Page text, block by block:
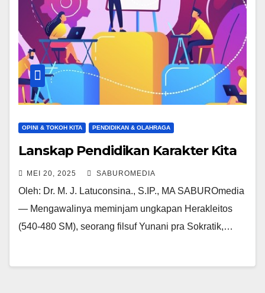
OPINI & TOKOH KITA PENDIDIKAN & OLAHRAGA
Lanskap Pendidikan Karakter Kita
MEI 20, 2025 SABUROMEDIA
Oleh: Dr. M. J. Latuconsina., S.IP., MA SABUROmedia
— Mengawalinya meminjam ungkapan Herakleitos
(540-480 SM), seorang filsuf Yunani pra Sokratik,…